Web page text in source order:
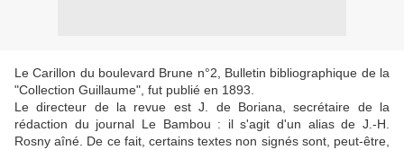
Le Carillon du boulevard Brune n°2, Bulletin bibliographique de la
"Collection Guillaume", fut publié en 1893.
Le directeur de la revue est J. de Boriana, secrétaire de la
rédaction du journal Le Bambou : il s'agit d'un alias de J.-H.
Rosny aîné. De ce fait, certains textes non signés sont, peut-être,